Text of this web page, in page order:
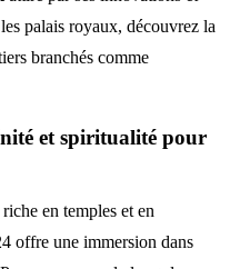
palais royaux, découvrez la
branchés comme
et spiritualité pour
en temples et en
offre une immersion dans